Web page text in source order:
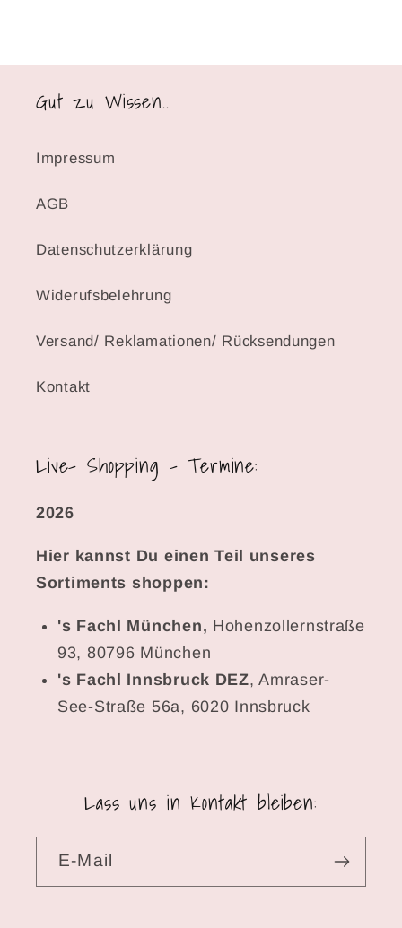
Gut zu Wissen..
Impressum
AGB
Datenschutzerklärung
Widerufsbelehrung
Versand/ Reklamationen/ Rücksendungen
Kontakt
Live- Shopping - Termine:
2026
Hier kannst Du einen Teil unseres
Sortiments shoppen:
's Fachl München, Hohenzollernstraße
93, 80796 München
's Fachl Innsbruck DEZ, Amraser-
See-Straße 56a, 6020 Innsbruck
Lass uns in Kontakt bleiben:
E-Mail